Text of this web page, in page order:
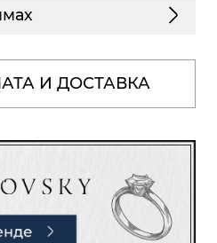
И ДОСТАВКА